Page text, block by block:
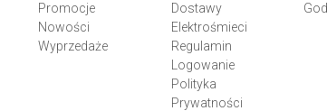
Promocje
Nowości
Wyprzedaże
Dostawy
Elektrośmieci
Regulamin
Logowanie
Polityka
Prywatności